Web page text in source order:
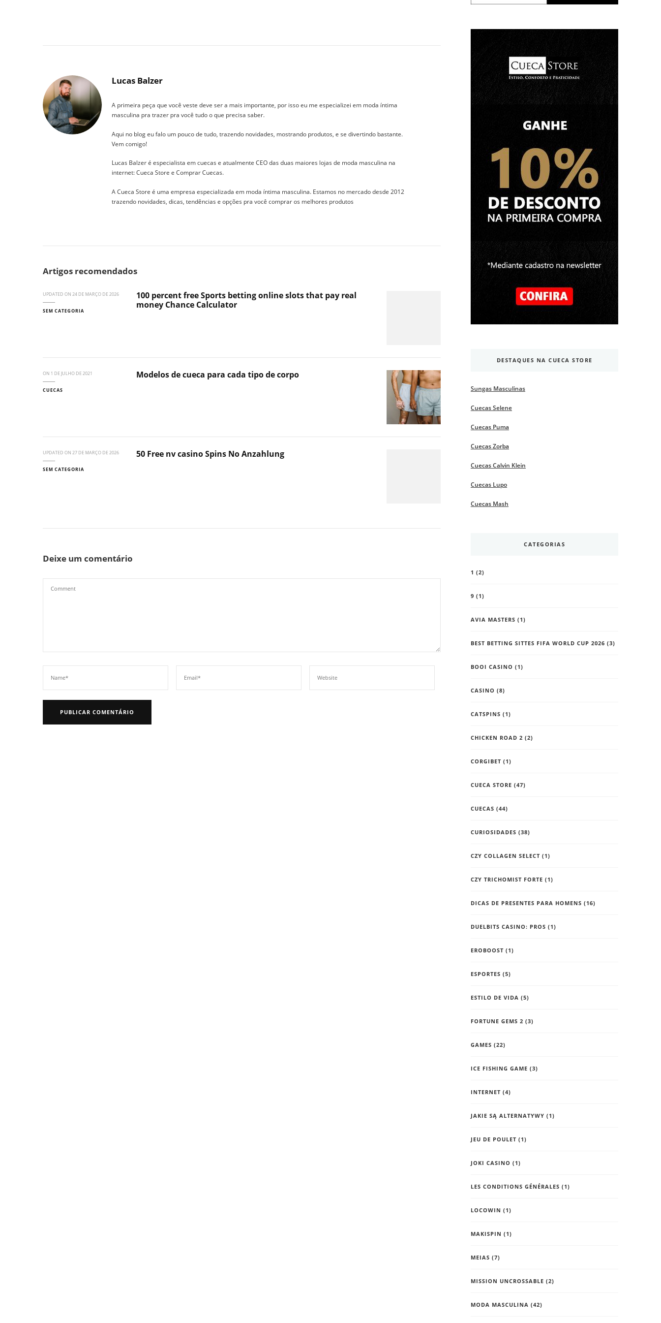
Lucas Balzer
A primeira peça que você veste deve ser a mais importante, por isso eu me especializei em moda íntima
masculina pra trazer pra você tudo o que precisa saber.
Aqui no blog eu falo um pouco de tudo, trazendo novidades, mostrando produtos, e se divertindo bastante.
Vem comigo!
Lucas Balzer é especialista em cuecas e atualmente CEO das duas maiores lojas de moda masculina na
internet: Cueca Store e Comprar Cuecas.
A Cueca Store é uma empresa especializada em moda íntima masculina. Estamos no mercado desde 2012
trazendo novidades, dicas, tendências e opções pra você comprar os melhores produtos
Artigos recomendados
UPDATED ON 24 DE MARÇO DE 2026
SEM CATEGORIA
100 percent free Sports betting online slots that pay real
money Chance Calculator
ON 1 DE JULHO DE 2021
CUECAS
Modelos de cueca para cada tipo de corpo
UPDATED ON 27 DE MARÇO DE 2026
SEM CATEGORIA
50 Free nv casino Spins No Anzahlung
Deixe um comentário
DESTAQUES NA CUECA STORE
Sungas Masculinas
Cuecas Selene
Cuecas Puma
Cuecas Zorba
Cuecas Calvin Klein
Cuecas Lupo
Cuecas Mash
CATEGORIAS
1 (2)
9 (1)
AVIA MASTERS (1)
BEST BETTING SITTES FIFA WORLD CUP 2026 (3)
BOOI CASINO (1)
CASINO (8)
CATSPINS (1)
CHICKEN ROAD 2 (2)
CORGIBET (1)
CUECA STORE (47)
CUECAS (44)
CURIOSIDADES (38)
CZY COLLAGEN SELECT (1)
CZY TRICHOMIST FORTE (1)
DICAS DE PRESENTES PARA HOMENS (16)
DUELBITS CASINO: PROS (1)
EROBOOST (1)
ESPORTES (5)
ESTILO DE VIDA (5)
FORTUNE GEMS 2 (3)
GAMES (22)
ICE FISHING GAME (3)
INTERNET (4)
JAKIE SĄ ALTERNATYWY (1)
JEU DE POULET (1)
JOKI CASINO (1)
LES CONDITIONS GÉNÉRALES (1)
LOCOWIN (1)
MAKISPIN (1)
MEIAS (7)
MISSION UNCROSSABLE (2)
MODA MASCULINA (42)